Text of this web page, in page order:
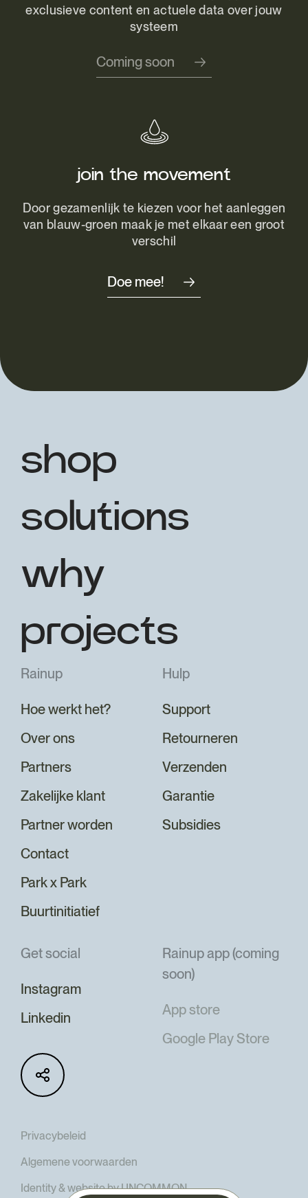
exclusieve content en actuele data over jouw
systeem
Coming soon
join the movement
Door gezamenlijk te kiezen voor het aanleggen
van blauw-groen maak je met elkaar een groot
verschil
Doe mee!
shop
solutions
why
projects
Rainup
Hoe werkt het?
Over ons
Partners
Zakelijke klant
Partner worden
Contact
Park x Park
Buurtinitiatief
Hulp
Support
Retourneren
Verzenden
Garantie
Subsidies
Get social
Instagram
Linkedin
Rainup app (coming
soon)
App store
Google Play Store
Privacybeleid
Algemene voorwaarden
Identity & website by UNCOMMON